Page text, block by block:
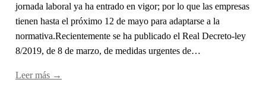
jornada laboral ya ha entrado en vigor; por lo que las empresas
tienen hasta el próximo 12 de mayo para adaptarse a la
normativa.Recientemente se ha publicado el Real Decreto-ley
8/2019, de 8 de marzo, de medidas urgentes de…
Leer más →